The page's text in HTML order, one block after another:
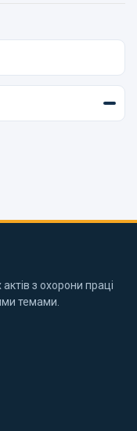
з охорони праці
темами.